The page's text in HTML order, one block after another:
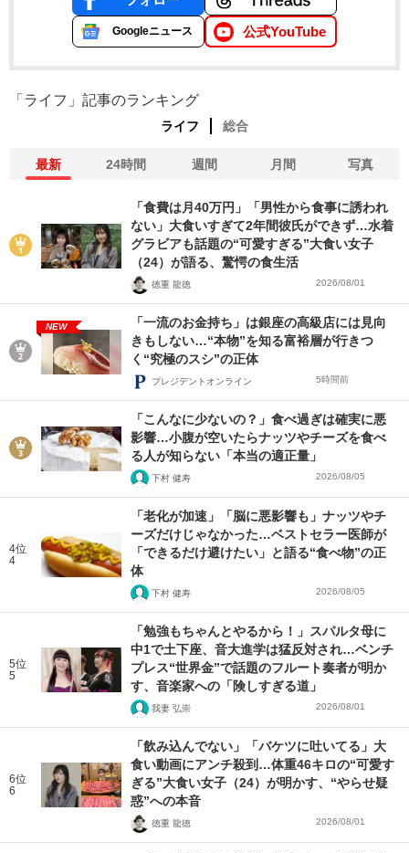
Googleニュース 公式YouTube
「ライフ」記事のランキング
ライフ 総合
最新 24時間 週間 月間 写真
「食費は月40万円」「男性から食事に誘われ
ない」大食いすぎて2年間彼氏ができず…水着
グラビアも話題の“可愛すぎる”大食い女子
（24）が語る、驚愕の食生活
徳重 龍徳 2026/08/01
NEW
「一流のお金持ち」は銀座の高級店には見向
きもしない…“本物”を知る富裕層が行きつ
く“究極のスシ”の正体
プレジデントオンライン 5時間前
「こんなに少ないの？」食べ過ぎは確実に悪
影響…小腹が空いたらナッツやチーズを食べ
る人が知らない「本当の適正量」
下村 健寿 2026/08/05
4位
4
「老化が加速」「脳に悪影響も」ナッツやチ
ーズだけじゃなかった…ベストセラー医師が
「できるだけ避けたい」と語る“食べ物”の正
体
下村 健寿 2026/08/05
5位
5
「勉強もちゃんとやるから！」スパルタ母に
中1で土下座、音大進学は猛反対され…ベンチ
プレス“世界金”で話題のフルート奏者が明か
す、音楽家への「険しすぎる道」
我妻 弘崇 2026/08/01
6位
6
「飲み込んでない」「バケツに吐いてる」大
食い動画にアンチ殺到…体重46キロの“可愛す
ぎる”大食い女子（24）が明かす、“やらせ疑
惑”への本音
徳重 龍徳 2026/08/01